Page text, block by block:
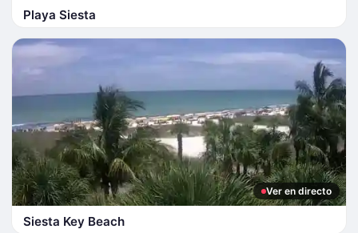
Playa Siesta
Ver en directo
Siesta Key Beach